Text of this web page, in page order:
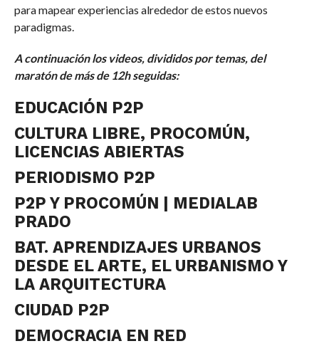
para mapear experiencias alrededor de estos nuevos
paradigmas.
A continuación los videos, divididos por temas, del
maratón de más de 12h seguidas:
EDUCACIÓN P2P
CULTURA LIBRE, PROCOMÚN,
LICENCIAS ABIERTAS
PERIODISMO P2P
P2P Y PROCOMÚN | MEDIALAB
PRADO
BAT. APRENDIZAJES URBANOS
DESDE EL ARTE, EL URBANISMO Y
LA ARQUITECTURA
CIUDAD P2P
DEMOCRACIA EN RED